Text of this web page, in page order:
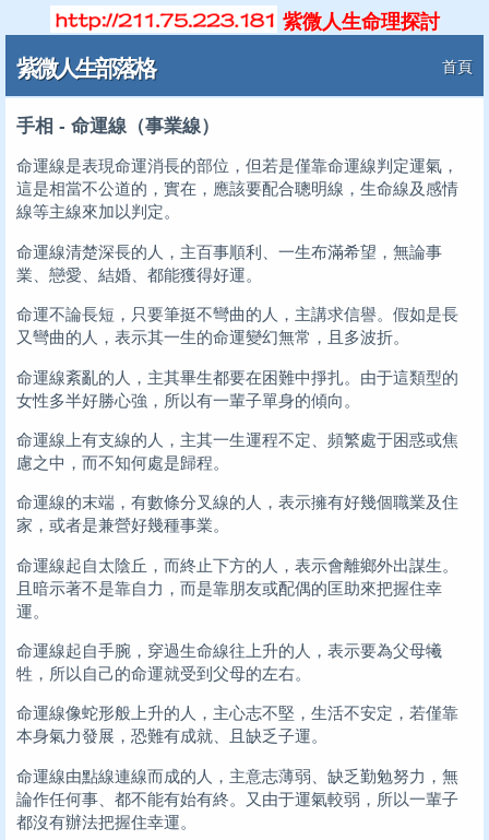
紫微人生命理探討
紫微人生部落格 首頁
手相 - 命運線（事業線）
命運線是表現命運消長的部位，但若是僅靠命運線判定運氣，
這是相當不公道的，實在，應該要配合聰明線，生命線及感情
線等主線來加以判定。
命運線清楚深長的人，主百事順利、一生布滿希望，無論事
業、戀愛、結婚、都能獲得好運。
命運不論長短，只要筆挺不彎曲的人，主講求信譽。假如是長
又彎曲的人，表示其一生的命運變幻無常，且多波折。
命運線紊亂的人，主其畢生都要在困難中掙扎。由于這類型的
女性多半好勝心強，所以有一輩子單身的傾向。
命運線上有支線的人，主其一生運程不定、頻繁處于困惑或焦
慮之中，而不知何處是歸程。
命運線的末端，有數條分叉線的人，表示擁有好幾個職業及住
家，或者是兼營好幾種事業。
命運線起自太陰丘，而終止下方的人，表示會離鄉外出謀生。
且暗示著不是靠自力，而是靠朋友或配偶的匡助來把握住幸
運。
命運線起自手腕，穿過生命線往上升的人，表示要為父母犧
牲，所以自己的命運就受到父母的左右。
命運線像蛇形般上升的人，主心志不堅，生活不安定，若僅靠
本身氣力發展，恐難有成就、且缺乏子運。
命運線由點線連線而成的人，主意志薄弱、缺乏勤勉努力，無
論作任何事、都不能有始有終。又由于運氣較弱，所以一輩子
都沒有辦法把握住幸運。